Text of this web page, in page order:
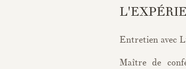
Entretien avec
Maître de